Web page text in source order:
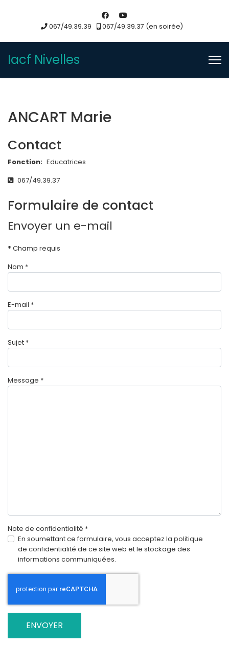
067/49.39.39 067/49.39.37 (en soirée)
Iacf Nivelles
ANCART Marie
Contact
Fonction: Educatrices
Téléphone
067/49.39.37
Formulaire de contact
Envoyer un e-mail
* Champ requis
Nom *
E-mail *
Sujet *
Message *
Note de confidentialité *
Note de confidentialité
En soumettant ce formulaire, vous acceptez la politique
de confidentialité de ce site web et le stockage des
informations communiquées.
ENVOYER